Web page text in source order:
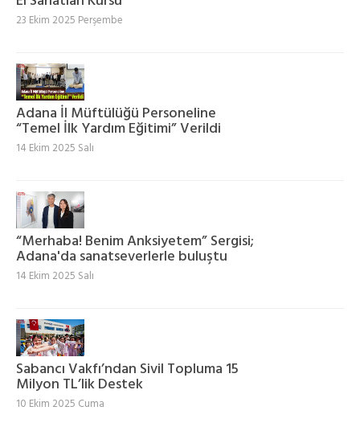
23 Ekim 2025 Perşembe
Adana İl Müftülüğü Personeline
“Temel İlk Yardım Eğitimi” Verildi
14 Ekim 2025 Salı
“Merhaba! Benim Anksiyetem” Sergisi;
Adana'da sanatseverlerle buluştu
14 Ekim 2025 Salı
Sabancı Vakfı’ndan Sivil Topluma 15
Milyon TL’lik Destek
10 Ekim 2025 Cuma